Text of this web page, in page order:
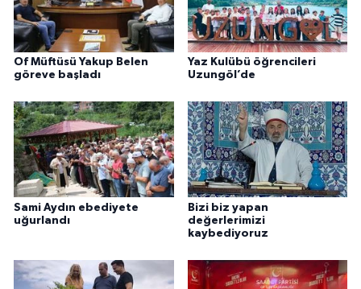
Of Müftüsü Yakup Belen
göreve başladı
Yaz Kulübü öğrencileri
Uzungöl’de
Sami Aydın ebediyete
uğurlandı
Bizi biz yapan
değerlerimizi
kaybediyoruz